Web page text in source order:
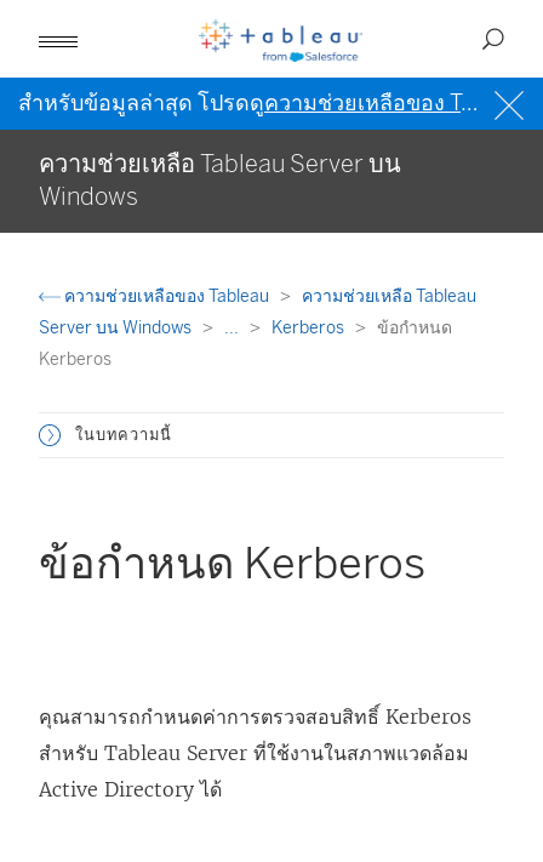
สำหรับข้อมูลล่าสุด โปรดดูความช่วยเหลือของ Tableau เป็นภาษาอังกฤษ (สหรัฐอเมริกา)
ความช่วยเหลือ Tableau Server บน
Windows
ความช่วยเหลือของ Tableau
ความช่วยเหลือ Tableau
Server บน Windows
... Kerberos
ข้อกำหนด
Kerberos
ในบทความนี้
ข้อกำหนด Kerberos
คุณสามารถกำหนดค่าการตรวจสอบสิทธิ์ Kerberos
สำหรับ Tableau Server ที่ใช้งานในสภาพแวดล้อม
Active Directory ได้